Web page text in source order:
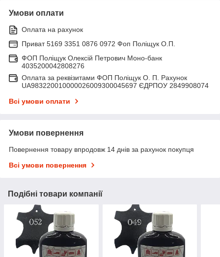
Умови оплати
Оплата на рахунок
Приват 5169 3351 0876 0972 Фоп Поліщук О.П.
ФОП Поліщук Олексій Петрович Моно-банк
4035200042808276
Оплата за реквізитами ФОП Поліщук О. П. Рахунок
UA983220010000026009300045697 ЄДРПОУ 2849908074
Всі умови оплати
Умови повернення
Повернення товару впродовж 14 днів за рахунок покупця
Всі умови повернення
Подібні товари компанії